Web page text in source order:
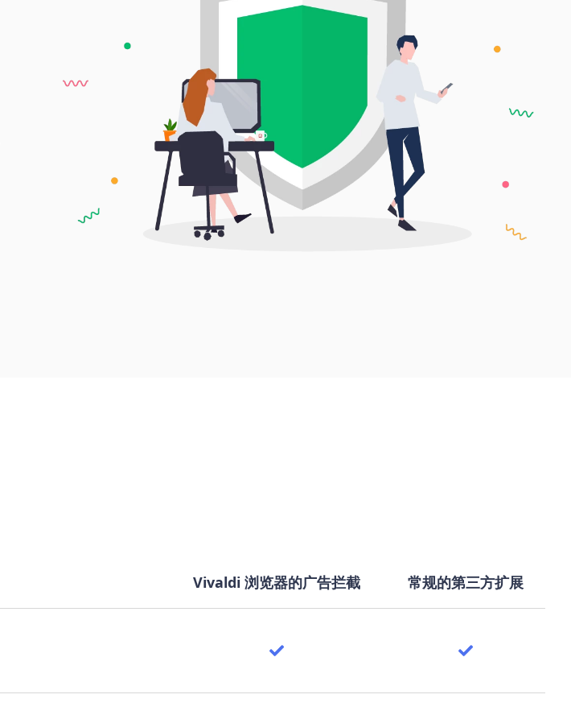
Vivaldi 浏览器的广告拦截 常规的第三方扩展